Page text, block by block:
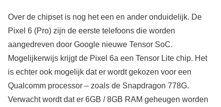
Over de chipset is nog het een en ander onduidelijk. De
Pixel 6 (Pro) zijn de eerste telefoons die worden
aangedreven door Google nieuwe Tensor SoC.
Mogelijkerwijs krijgt de Pixel 6a een Tensor Lite chip. Het
is echter ook mogelijk dat er wordt gekozen voor een
Qualcomm processor – zoals de Snapdragon 778G.
Verwacht wordt dat er 6GB / 8GB RAM geheugen worden